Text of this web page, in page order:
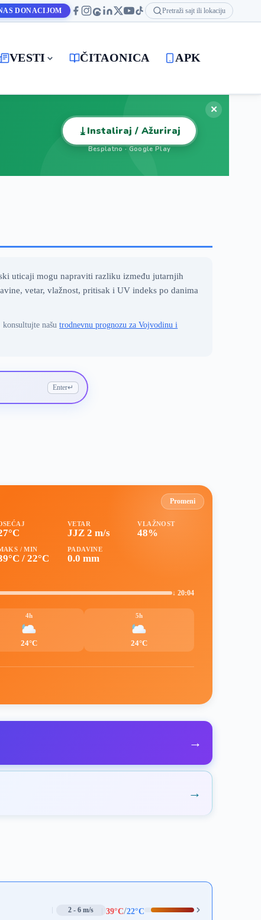
DONACIJOM Pretraži sajt ili lokaciju
VESTI ČITAONICA APK
⤓Instaliraj / Ažuriraj
Besplatno · Google Play
✕
uticaji mogu napraviti razliku između jutarnjih
vetar, vlažnost, pritisak i UV indeks po danima
konsultujte našutrodnevnu prognozu za Vojvodinu i
Enter↵
Promeni
VETAR
JJZ 2 m/s
VLAŽNOST
48%
/ MIN
/ 22°C
PADAVINE
0.0 mm
↓ 20:04
4h
24°C
5h
24°C
→
→
2 - 6 m/s 39°C/22°C